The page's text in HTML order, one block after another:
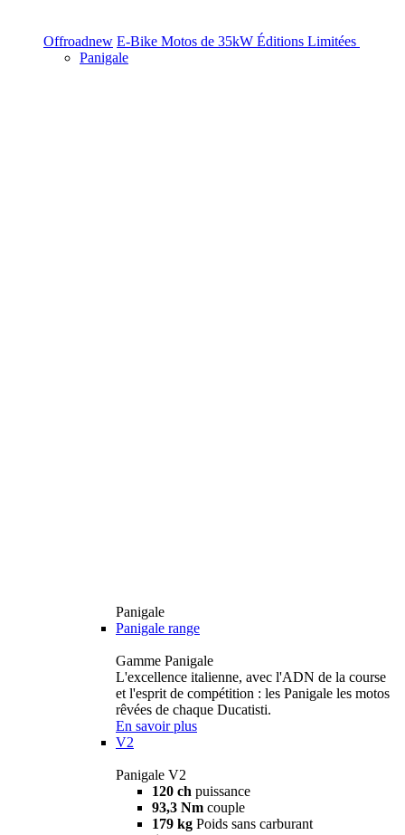
Offroadnew E-Bike Motos de 35kW Éditions Limitées
Panigale
Panigale
Panigale range
Gamme Panigale
L'excellence italienne, avec l'ADN de la course
et l'esprit de compétition : les Panigale les motos
rêvées de chaque Ducatisti.
En savoir plus
V2
Panigale V2
120 ch puissance
93,3 Nm couple
179 kg Poids sans carburant